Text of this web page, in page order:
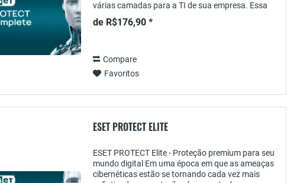
várias camadas para a TI de sua empresa. Essa
solução de segurança combina proteção em
tempo real , gerenciamento...
de R$176,90 *
Compare
Favoritos
ESET PROTECT ELITE
ESET PROTECT Elite - Proteção premium para seu
mundo digital Em uma época em que as ameaças
cibernéticas estão se tornando cada vez mais